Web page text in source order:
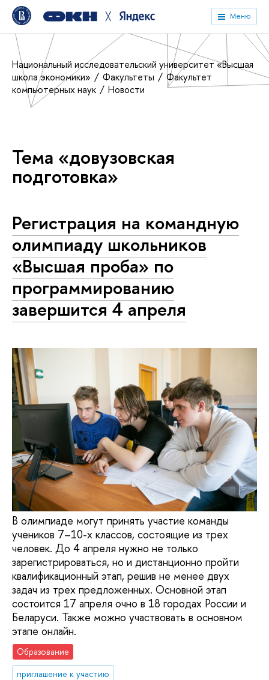
╳ Меню
Национальный исследовательский университет «Высшая
школа экономики»
Факультеты
Факультет
компьютерных наук
Новости
Тема «довузовская
подготовка»
Регистрация на командную
олимпиаду школьников
«Высшая проба» по
программированию
завершится 4 апреля
В олимпиаде могут принять участие команды
учеников 7–10-х классов, состоящие из трех
человек. До 4 апреля нужно не только
зарегистрироваться, но и дистанционно пройти
квалификационный этап, решив не менее двух
задач из трех предложенных. Основной этап
состоится 17 апреля очно в 18 городах России и
Беларуси. Также можно участвовать в основном
этапе онлайн.
Образование
приглашение к участию